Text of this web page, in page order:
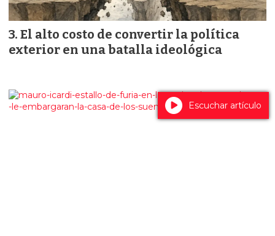
El alto costo de convertir la política
exterior en una batalla ideológica
Escuchar artículo